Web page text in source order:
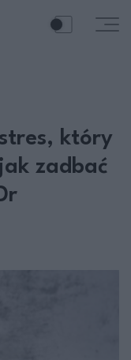
który
zadbać